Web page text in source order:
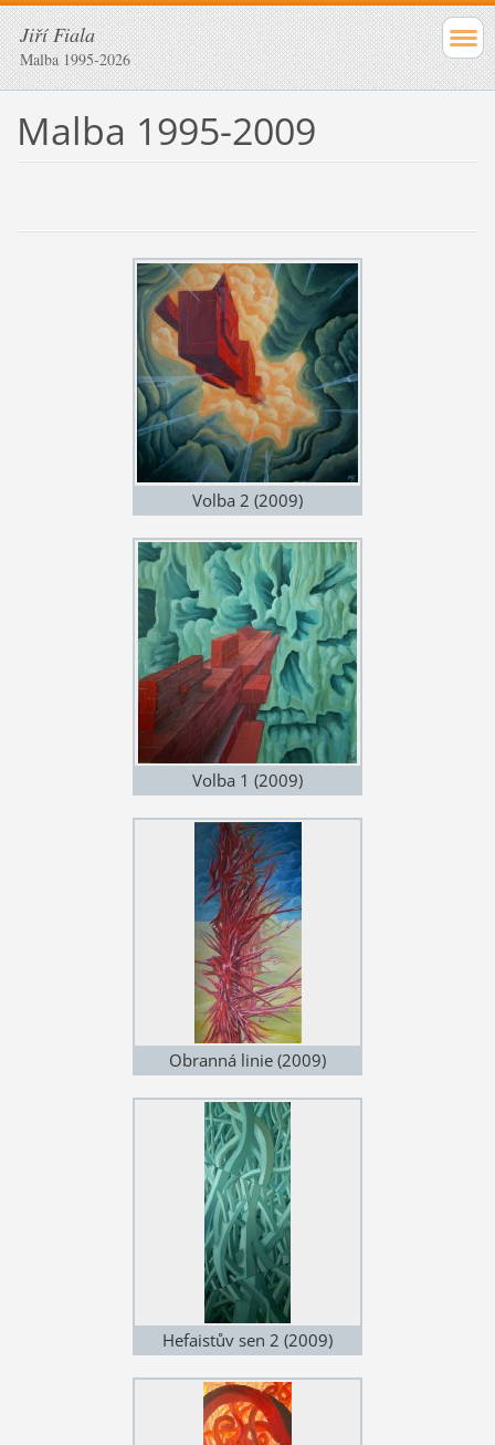
Jiří Fiala
Malba 1995-2026
Malba 1995-2009
Volba 2 (2009)
Volba 1 (2009)
Obranná linie (2009)
Hefaistův sen 2 (2009)